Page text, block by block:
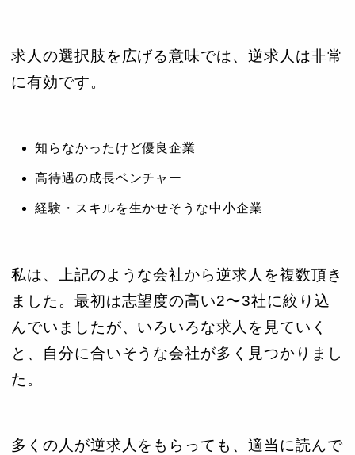
求人の選択肢を広げる意味では、逆求人は非常
に有効です。
知らなかったけど優良企業
高待遇の成長ベンチャー
経験・スキルを生かせそうな中小企業
私は、上記のような会社から逆求人を複数頂き
ました。最初は志望度の高い2〜3社に絞り込
んでいましたが、いろいろな求人を見ていく
と、自分に合いそうな会社が多く見つかりまし
た。
多くの人が逆求人をもらっても、適当に読んで